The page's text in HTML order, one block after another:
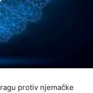
protiv njemačke